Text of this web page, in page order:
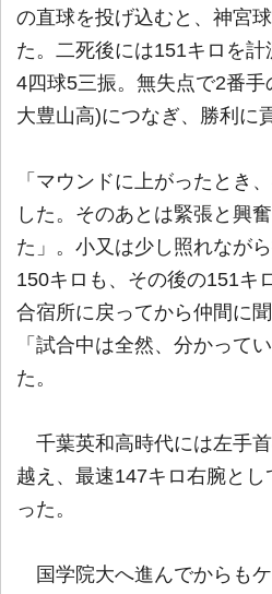
の直球を投げ込むと、神宮
た。二死後には151キロを
4四球5三振。無失点で2番手
大豊山高)につなぎ、勝利に
「マウンドに上がったとき
した。そのあとは緊張と興
た」。小又は少し照れなが
150キロも、その後の151キ
合宿所に戻ってから仲間に
「試合中は全然、分かって
た。
千葉英和高時代には左手
越え、最速147キロ右腕と
った。
国学院大へ進んでからも